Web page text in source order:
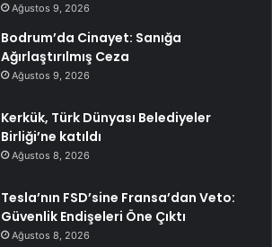
Ağustos 9, 2026
Bodrum’da Cinayet: Sanığa
Ağırlaştırılmış Ceza
Ağustos 9, 2026
Kerkük, Türk Dünyası Belediyeler
Birliği’ne katıldı
Ağustos 8, 2026
Tesla’nın FSD’sine Fransa’dan Veto:
Güvenlik Endişeleri Öne Çıktı
Ağustos 8, 2026